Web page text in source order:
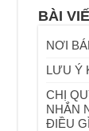
BÀI
NƠI
LƯU Ý
CHỊ
NHẮN
ĐIỀU